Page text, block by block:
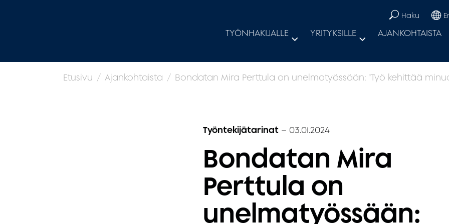
TYÖNHAKIJALLE YRITYKSILLE AJANKOHTAISTA
Haku
Etusivu Ajankohtaista Bondatan Mira Perttula on unelmatyössään: ”Työ kehittää
Työntekijätarinat – 03.01.2024
Bondatan Mira
Perttula on
unelmatyössään: